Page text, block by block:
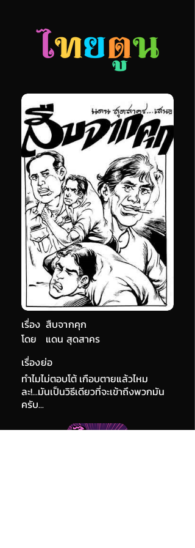
เรื่อง สืบจากคุก
แดน สุดสาคร
โดย
เรื่องย่อ
ทำไมไม่ตอบโต้ เกือบตายแล้วไหม
ละ!...มันเป็นวิธีเดียวที่จะเข้าถึงพวกมัน
ครับ...